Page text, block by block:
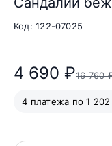
Код: 122-07025
4 690 ₽16 760
4 платежа по 1